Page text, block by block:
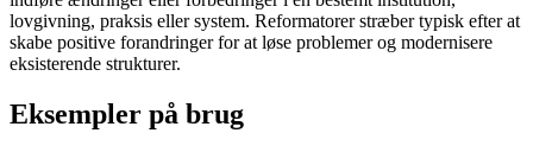
lovgivning, praksis eller system. Reformatorer stræber typisk efter at
skabe positive forandringer for at løse problemer og modernisere
eksisterende strukturer.
Eksempler på brug